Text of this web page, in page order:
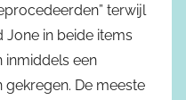
terwijl
in beide items
inmiddels een
De meeste